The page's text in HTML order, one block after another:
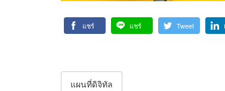
แชร์ แชร์ Tweet
แผนที่ดิจิทัล